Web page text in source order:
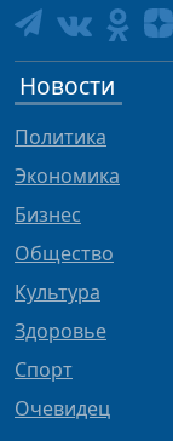
Новости
Политика
Экономика
Бизнес
Общество
Культура
Здоровье
Спорт
Очевидец